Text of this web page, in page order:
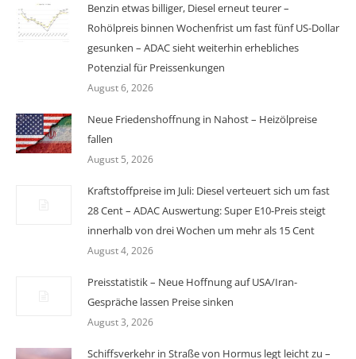
Benzin etwas billiger, Diesel erneut teurer –
Rohölpreis binnen Wochenfrist um fast fünf US-Dollar
gesunken – ADAC sieht weiterhin erhebliches
Potenzial für Preissenkungen
August 6, 2026
Neue Friedenshoffnung in Nahost – Heizölpreise
fallen
August 5, 2026
Kraftstoffpreise im Juli: Diesel verteuert sich um fast
28 Cent – ADAC Auswertung: Super E10-Preis steigt
innerhalb von drei Wochen um mehr als 15 Cent
August 4, 2026
Preisstatistik – Neue Hoffnung auf USA/Iran-
Gespräche lassen Preise sinken
August 3, 2026
Schiffsverkehr in Straße von Hormus legt leicht zu –